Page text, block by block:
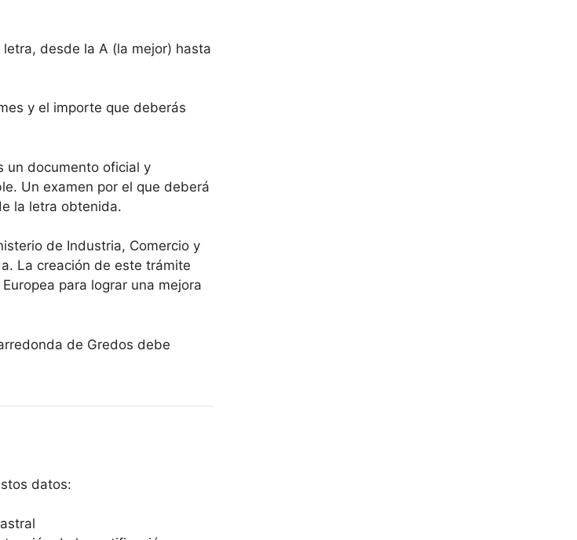
desde la A (la mejor) hasta
y el importe que deberás
un documento oficial y
Un examen por el que deberá
la letra obtenida.
de Industria, Comercio y
La creación de este trámite
para lograr una mejora
de Gredos debe
datos: